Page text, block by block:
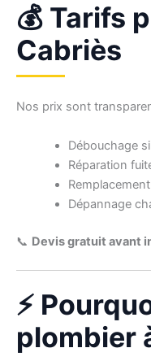
💰 Tarifs
Cabriès
Nos prix sont
Débouchage
Réparation
Dépannage
📞 Devis gratuit avant
⚡
plombier